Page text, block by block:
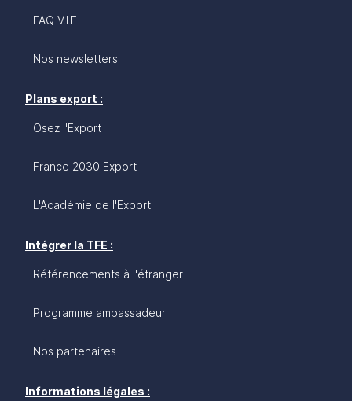
FAQ V.I.E
Nos newsletters
Plans export :
Osez l'Export
France 2030 Export
L'Académie de l'Export
Intégrer la TFE :
Référencements à l'étranger
Programme ambassadeur
Nos partenaires
Informations légales :